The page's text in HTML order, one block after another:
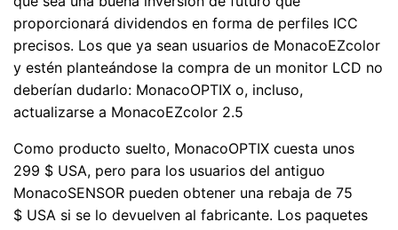
proporcionará dividendos en forma de perfiles ICC
precisos. Los que ya sean usuarios de MonacoEZcolor
y estén planteándose la compra de un monitor LCD no
deberían dudarlo: MonacoOPTIX o, incluso,
actualizarse a MonacoEZcolor 2.5
Como producto suelto, MonacoOPTIX cuesta unos
299 $ USA, pero para los usuarios del antiguo
MonacoSENSOR pueden obtener una rebaja de 75
$ USA si se lo devuelven al fabricante. Los paquetes